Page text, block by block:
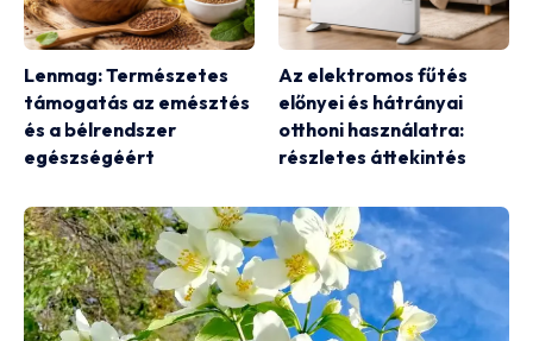
Lenmag: Természetes
támogatás az emésztés
és a bélrendszer
egészségéért
Az elektromos fűtés
előnyei és hátrányai
otthoni használatra:
részletes áttekintés